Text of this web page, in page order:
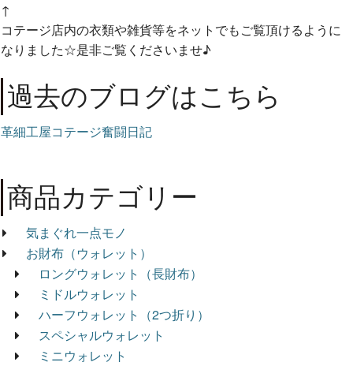
↑
コテージ店内の衣類や雑貨等をネットでもご覧頂けるように
なりました☆是非ご覧くださいませ♪
過去のブログはこちら
革細工屋コテージ奮闘日記
商品カテゴリー
気まぐれ一点モノ
お財布（ウォレット）
ロングウォレット（長財布）
ミドルウォレット
ハーフウォレット（2つ折り）
スペシャルウォレット
ミニウォレット